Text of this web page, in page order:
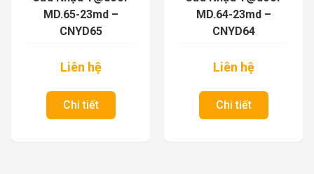
MD.65-23md –
CNYD65
Liên hệ
Chi tiết
MD.64-23md –
CNYD64
Liên hệ
Chi tiết